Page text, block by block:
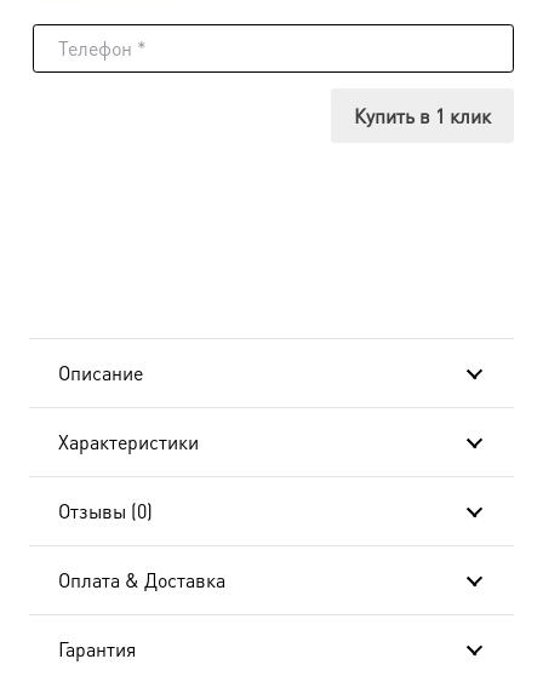
Икона
Купить в 1 клик
Описание
Характеристики
Отзывы (0)
Оплата & Доставка
Гарантия